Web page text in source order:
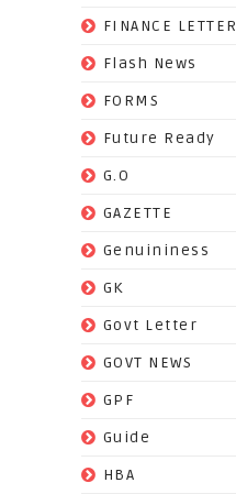
FINANCE LETTER
Flash News
FORMS
Future Ready
G.O
GAZETTE
Genuininess
GK
Govt Letter
GOVT NEWS
GPF
Guide
HBA